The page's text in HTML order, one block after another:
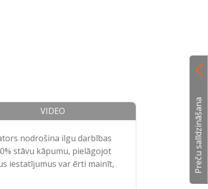
Preču salīdzināšana
VIDEO
nodrošina ilgu darbības
stāvu kāpumu, pielāgojot
iestatījumus var ērti mainīt,